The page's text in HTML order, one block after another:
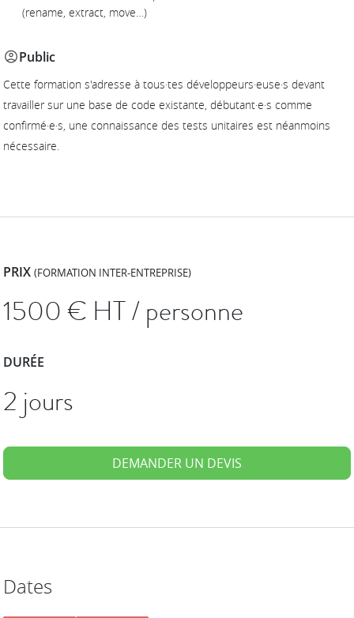
(rename, extract, move…)
Public
Cette formation s'adresse à tous·tes développeurs·euse·s devant
travailler sur une base de code existante, débutant·e·s comme
confirmé·e·s, une connaissance des tests unitaires est néanmoins
nécessaire.
PRIX(FORMATION INTER-ENTREPRISE)
1500€ HT / personne
DURÉE
2 jours
DEMANDER UN DEVIS
Dates